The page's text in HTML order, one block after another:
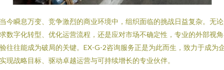
今瞬息万变、竞争激烈的商业环境中，组织面临的挑战日益复杂。无
数字化转型、优化运营流程，还是应对市场不确定性，专业的外部视
往往能成为破局的关键。EX-G-2咨询服务正是为此而生，致力于成为
现战略目标、驱动卓越运营与可持续增长的专业伙伴。